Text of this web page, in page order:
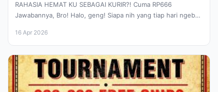
RAHASIA HEMAT KU SEBAGAI KURIR?! Cuma RP666
Jawabannya, Bro! Halo, geng! Siapa nih yang tiap hari ngebut
16 Apr 2026